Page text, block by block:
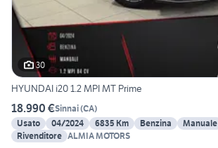
30
HYUNDAI i20 1.2 MPI MT Prime
18.990 €Sinnai(CA)
Usato
04/2024 6835 Km Benzina Manuale
Rivenditore ALMIA MOTORS